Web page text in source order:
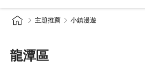
主題推薦 小鎮漫遊
龍潭區